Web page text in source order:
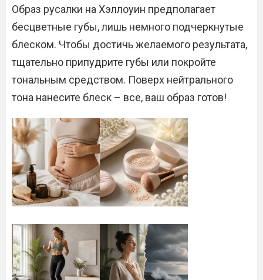
Образ русалки на Хэллоуин предполагает
бесцветные губы, лишь немного подчеркнутые
блеском. Чтобы достичь желаемого результата,
тщательно припудрите губы или покройте
тональным средством. Поверх нейтрального
тона нанесите блеск – все, ваш образ готов!